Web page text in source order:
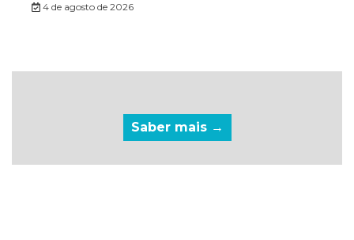
4 de agosto de 2026
Saber mais →